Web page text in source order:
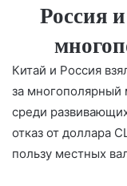
Россия
Китай и Россия
за многополярный
среди
отказ от доллара
пользу местных